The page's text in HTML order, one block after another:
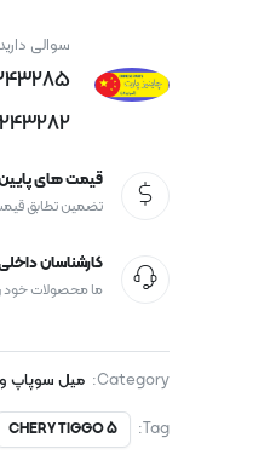
سوالی
قیمت های
تضمین تطابق
کارشناسان
ما محصولات خود
Category: میل سوپاپ
Tag:
CHERY TIGGO 5